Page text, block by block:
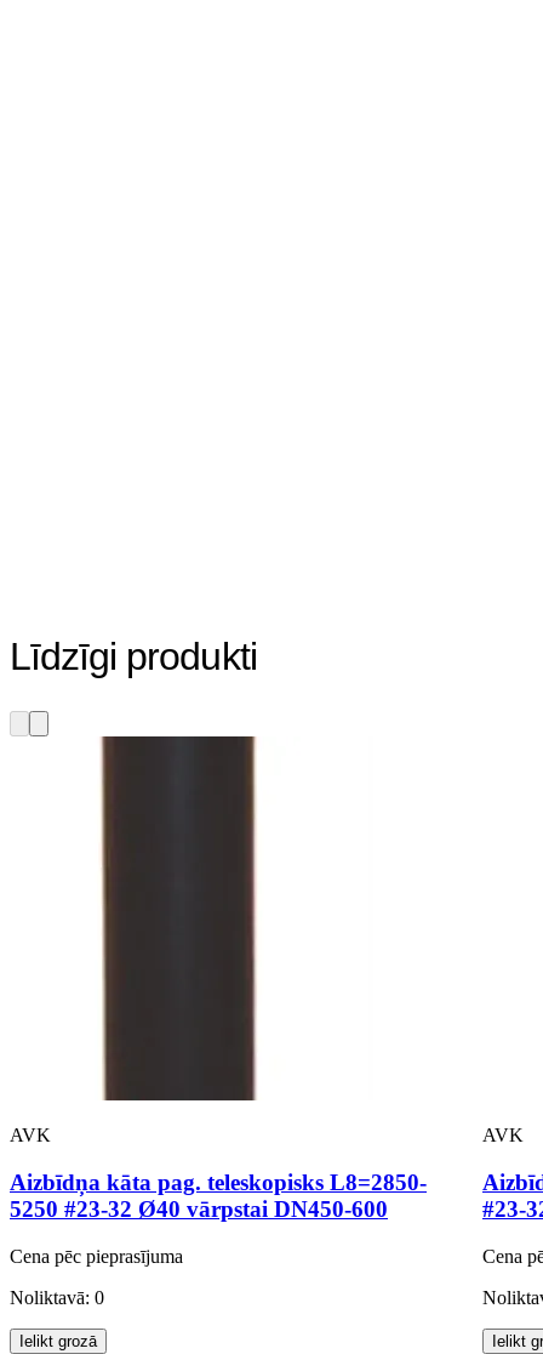
Līdzīgi produkti
AVK
Aizbīdņa kāta pag. teleskopisks L8=2850-
5250 #23-32 Ø40 vārpstai DN450-600
Cena pēc pieprasījuma
Noliktavā: 0
Ielikt grozā
AVK
#23-
Cena
Ielikt